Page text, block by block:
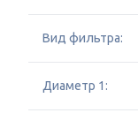
Вид фильтра:
Диаметр 1: